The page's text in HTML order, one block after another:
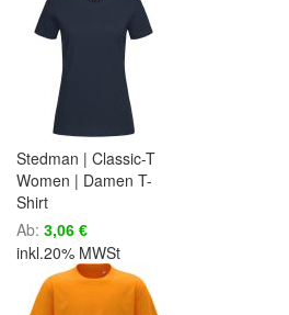
Stedman | Classic-T
Women | Damen T-
Shirt
Ab 3,06 €
inkl.20% MWSt